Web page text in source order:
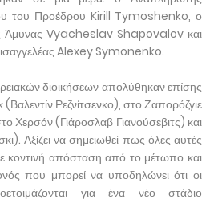
του Προέδρου Kirill Tymoshenko, ο
Άμυνας Vyacheslav Shapovalov και
Alexey Symonenko.
διοικήσεων απολύθηκαν επίσης
Ρεζνίτσενκο), στο Ζαπορόζγιε
Χερσόν (Γιάροσλαβ Γιανούσεβιτς) και
Αξίζει να σημειωθεί πως όλες αυτές
κοντινή απόσταση από το μέτωπο και
που μπορεί να υποδηλώνει ότι οι
για ένα νέο στάδιο